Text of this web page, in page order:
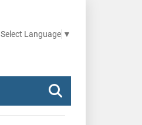
Select Language ▼